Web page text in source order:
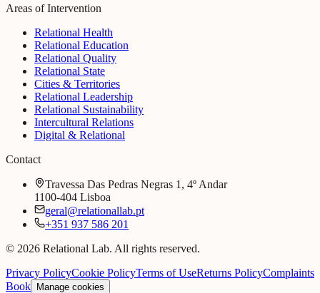
Areas of Intervention
Relational Health
Relational Education
Relational Quality
Relational State
Cities & Territories
Relational Leadership
Relational Sustainability
Intercultural Relations
Digital & Relational
Contact
Travessa Das Pedras Negras 1, 4º Andar
1100-404 Lisboa
geral@relationallab.pt
+351 937 586 201
© 2026 Relational Lab. All rights reserved.
Privacy PolicyCookie PolicyTerms of UseReturns PolicyComplaints
Book Manage cookies